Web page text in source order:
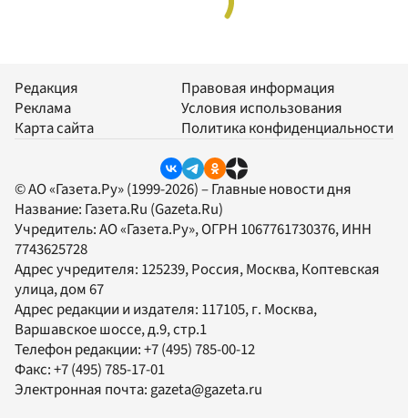
Редакция
Реклама
Карта сайта
Правовая информация
Условия использования
Политика конфиденциальности
© АО «Газета.Ру» (1999-2026) – Главные новости дня
Название: Газета.Ru (Gazeta.Ru)
Учредитель:АО «Газета.Ру», ОГРН 1067761730376, ИНН
7743625728
Адрес учредителя: 125239, Россия, Москва, Коптевская
улица, дом 67
Адрес редакции и издателя: 117105, г. Москва,
Варшавское шоссе, д.9, стр.1
Телефон редакции:+7 (495) 785-00-12
Факс:+7 (495) 785-17-01
Электронная почта: gazeta@gazeta.ru